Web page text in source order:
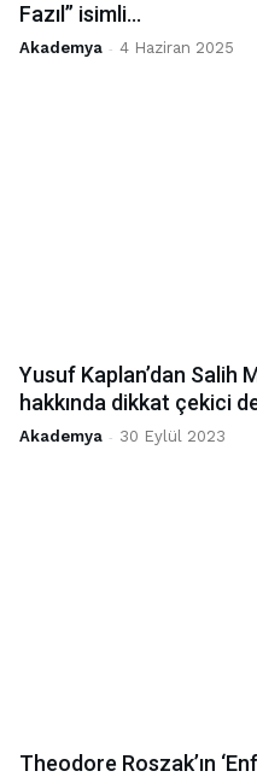
Fazıl” isimli...
Akademya - 4 Haziran 2025
Yusuf Kaplan’dan Salih
hakkında dikkat çekici
Akademya - 30 Eylül 2023
Theodore Roszak’ın